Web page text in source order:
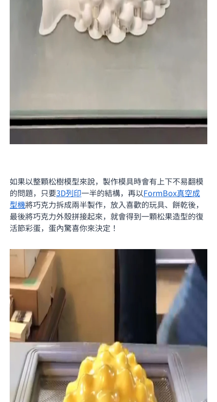
如果以整顆松樹模型來說，製作模具時會有上下不易翻模
的問題，只要3D列印一半的結構，再以FormBox真空成
型機將巧克力拆成兩半製作，放入喜歡的玩具、餅乾後，
最後將巧克力外殼拼接起來，就會得到一顆松果造型的復
活節彩蛋，蛋內驚喜你來決定！